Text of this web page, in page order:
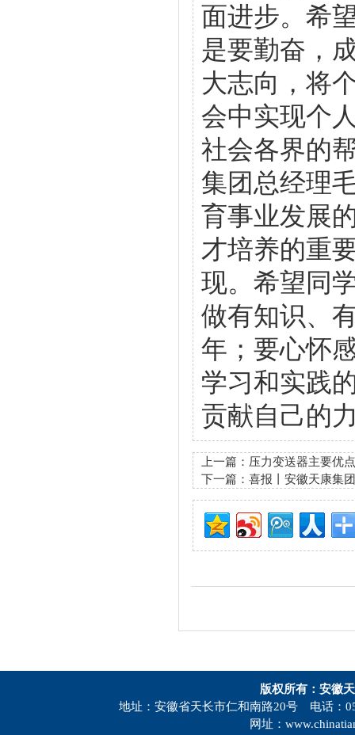
面进步。希
是要勤奋，
大志向，将
会中实现个
社会各界的
集团总经理
育事业发展
才培养的重
现。希望同
做有知识、
年；要心怀
学习和实践
贡献自己的
上一篇： 压力变送器主要优点
下一篇： 喜报丨安徽天康集
版权所有：安徽
地址：安徽省天长市仁和南路20号 电话：
网址：